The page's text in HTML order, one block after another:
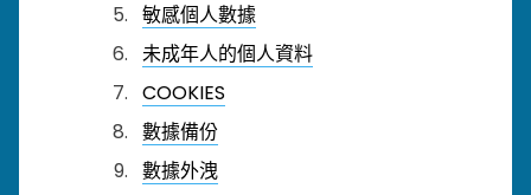
敏感個人數據
未成年人的個人資料
COOKIES
數據備份
數據外洩